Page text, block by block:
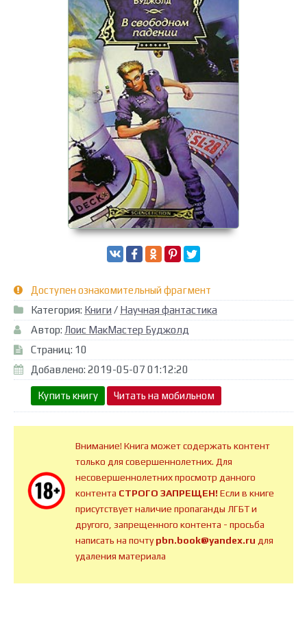
Доступен ознакомительный фрагмент
Категория: Книги / Научная фантастика
Автор: Лоис МакМастер Буджолд
Страниц: 10
Добавлено: 2019-05-07 01:12:20
Купить книгу Читать на мобильном
Внимание! Книга может содержать контент
только для совершеннолетних. Для
несовершеннолетних просмотр данного
контента СТРОГО ЗАПРЕЩЕН!Если в книге
присутствует наличие пропаганды ЛГБТ и
другого, запрещенного контента - просьба
написать на почтуpbn.book@yandex.ru для
удаления материала